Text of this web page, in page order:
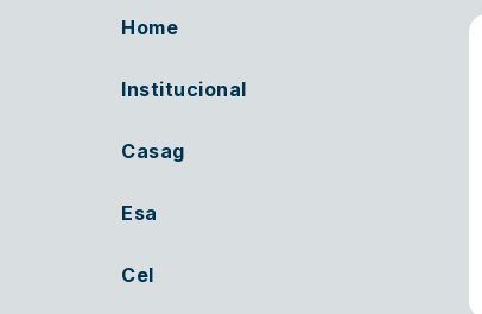
Home
Institucional
Casag
Esa
Cel